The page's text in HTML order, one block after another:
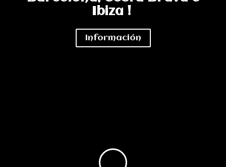
Ibiza !
Información